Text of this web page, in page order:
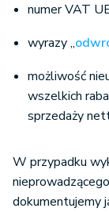
numer VAT
wyrazy „
możliwość
wszelkich
sprzedaży
W przypadku
dokumentujemy